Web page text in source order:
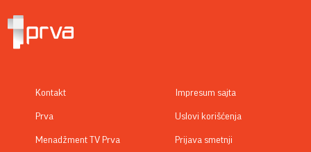
Kontakt
Prva
Menadžment TV Prva
Impresum sajta
Uslovi korišćenja
Prijava smetnji